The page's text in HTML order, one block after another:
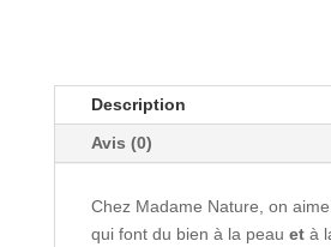
Description
Avis (0)
Chez Madame Nature, on
qui font du bien à la peau età